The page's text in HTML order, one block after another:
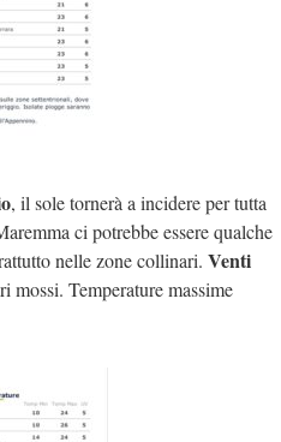
, il sole tornerà a incidere per tutta
ci potrebbe essere qualche
nelle zone collinari. Venti
mossi. Temperature massime